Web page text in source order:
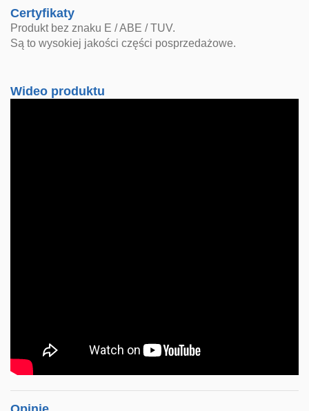
Certyfikaty
Produkt bez znaku E / ABE / TUV.
Są to wysokiej jakości części posprzedażowe.
Wideo produktu